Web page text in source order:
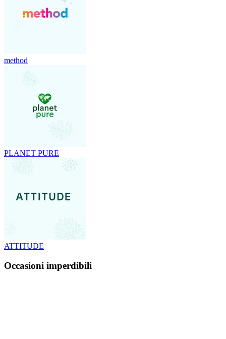
method
PLANET PURE
ATTITUDE
Occasioni imperdibili